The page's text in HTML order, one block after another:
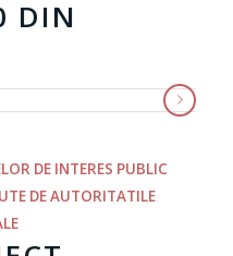
DIN
DE INTERES PUBLIC
DE AUTORITATILE